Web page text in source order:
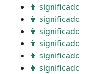
👨 significado
👩 significado
👨 significado
👩 significado
👨 significado
👩 significado